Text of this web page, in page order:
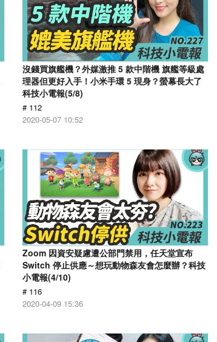
沒錢買旗艦機？外媒激推 5 款中階機 旗艦等級處
理器但更好入手！小米手環 5 現身？螢幕長大了
科技小電報(5/8)
# 112
2020-05-07 10:52
Zoom 因資安疑慮遭公部門禁用，任天堂宣布
Switch 停止供應～想玩動物森友會怎麼辦？科技
小電報(4/10)
# 116
2020-04-09 15:36